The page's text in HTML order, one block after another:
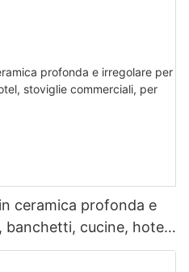
ceramica profonda e
banchetti, cucine, hotel,
insalate, zuppe,